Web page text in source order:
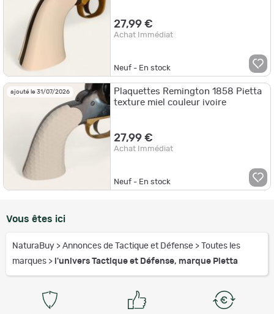
27,99 €
Achat Immédiat
Neuf - En stock
ajouté le 31/07/2026
Plaquettes Remington 1858 Pietta
texture miel couleur ivoire
27,99 €
Achat Immédiat
Neuf - En stock
Vous êtes ici
NaturaBuy > Annonces de Tactique et Défense >
Toutes les
marques > l'univers Tactique et Défense, marque Pietta